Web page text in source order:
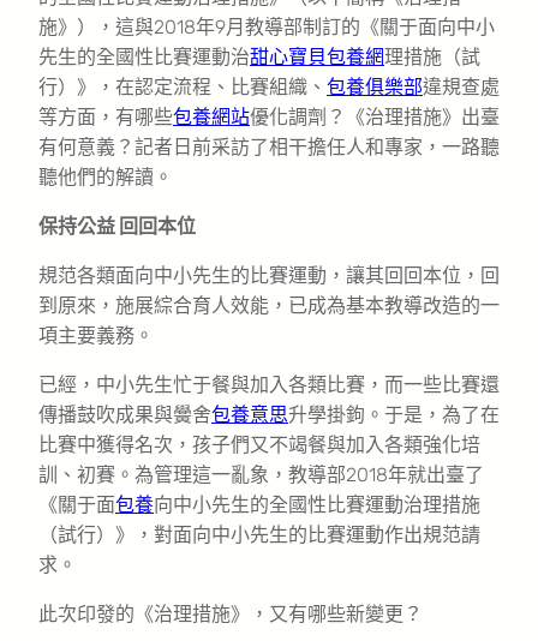
施》），這與2018年9月教導部制訂的《關于面向中小
先生的全國性比賽運動治甜心寶貝包養網理措施（試
行）》，在認定流程、比賽組織、 包養俱樂部違規查處
等方面，有哪些包養網站優化調劑？《治理措施》出臺
有何意義？記者日前采訪了相干擔任人和專家，一路聽
聽他們的解讀。
保持公益 回回本位
規范各類面向中小先生的比賽運動，讓其回回本位，回
到原來，施展綜合育人效能，已成為基本教導改造的一
項主要義務。
已經，中小先生忙于餐與加入各類比賽，而一些比賽還
傳播鼓吹成果與黌舍包養意思升學掛鉤。于是，為了在
比賽中獲得名次，孩子們又不竭餐與加入各類強化培
訓、初賽。為管理這一亂象，教導部2018年就出臺了
《關于面包養向中小先生的全國性比賽運動治理措施
（試行）》，對面向中小先生的比賽運動作出規范請
求。
此次印發的《治理措施》，又有哪些新變更？